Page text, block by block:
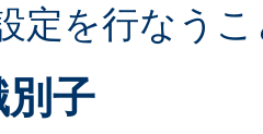
定を行なう
子